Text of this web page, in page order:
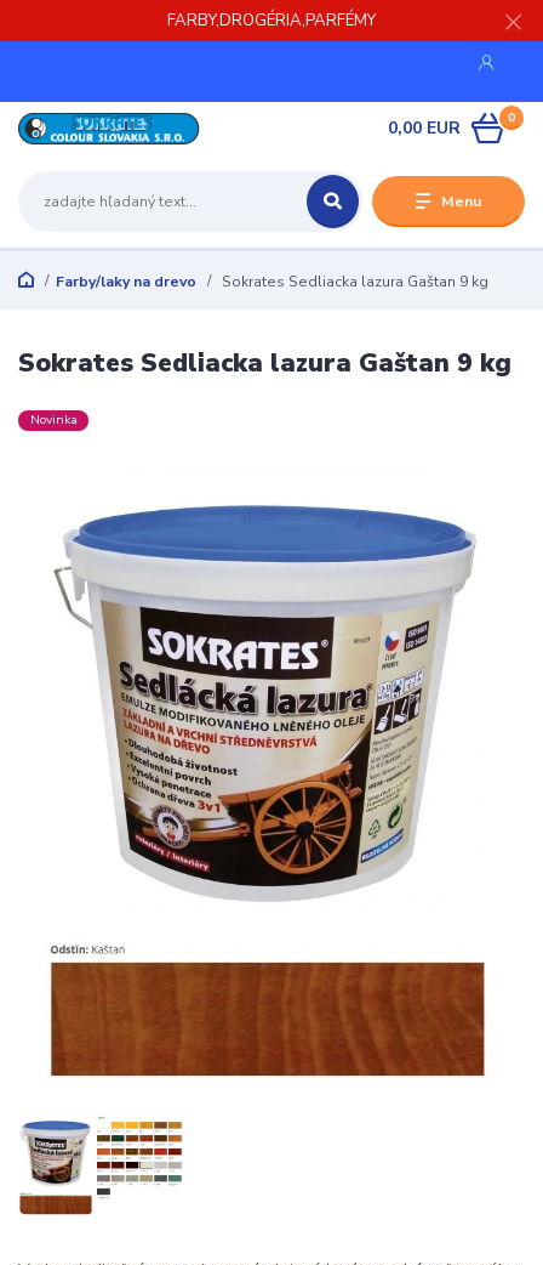
FARBY,DROGÉRIA,PARFÉMY
Menu
0
0,00 EUR
Farby/laky na drevo Sokrates Sedliacka lazura Gaštan 9 kg
Sokrates Sedliacka lazura Gaštan 9 kg
Novinka